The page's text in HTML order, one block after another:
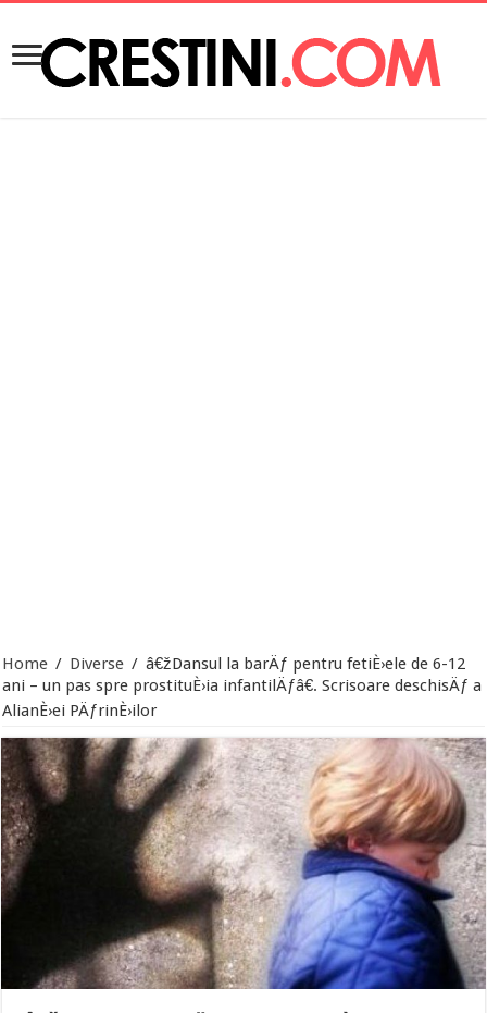
Home / Diverse / â€žDansul la barÄƒ pentru fetiÈ›ele de 6-12
ani – un pas spre prostituÈ›ia infantilÄƒâ€. Scrisoare deschisÄƒ a
AlianÈ›ei PÄƒrinÈ›ilor